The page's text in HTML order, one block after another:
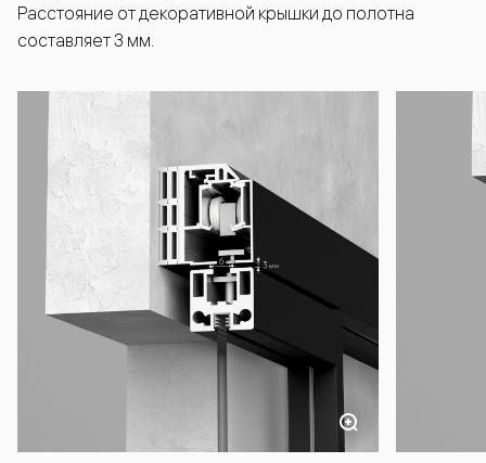
Расстояние от декоративной крышки до полотна
составляет 3 мм.